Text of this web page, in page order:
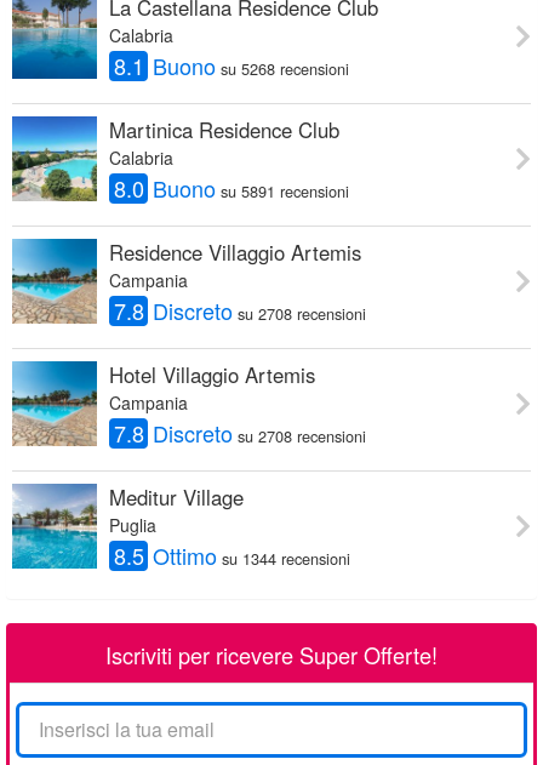
La Castellana Residence Club
Calabria
8.1 Buono su 5268 recensioni
Martinica Residence Club
Calabria
8.0 Buono su 5891 recensioni
Residence Villaggio Artemis
Campania
7.8 Discreto su 2708 recensioni
Hotel Villaggio Artemis
Campania
7.8 Discreto su 2708 recensioni
Meditur Village
Puglia
8.5 Ottimo su 1344 recensioni
Iscriviti per ricevere Super Offerte!
La
tua